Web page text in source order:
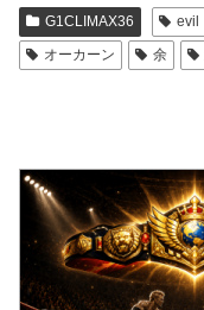
G1CLIMAX36 evil
オーカーン
余